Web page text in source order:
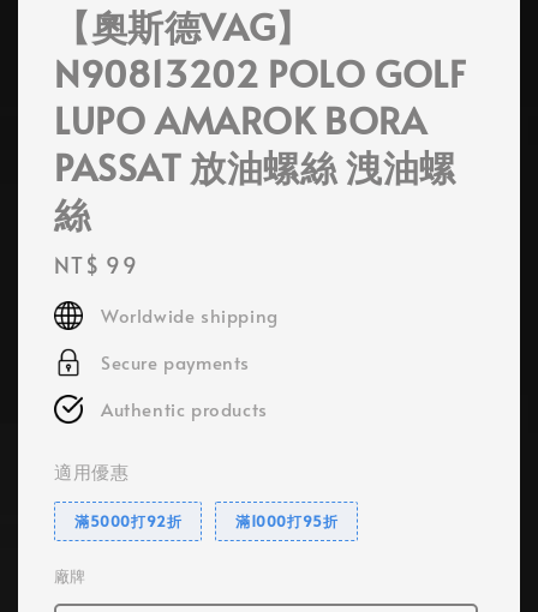
【奧斯德VAG】
N90813202 POLO GOLF
LUPO AMAROK BORA
PASSAT 放油螺絲 洩油螺
絲
Regular
price
NT$ 99
Worldwide shipping
Secure payments
Authentic products
適用優惠
滿5000打92折 滿1000打95折
廠牌